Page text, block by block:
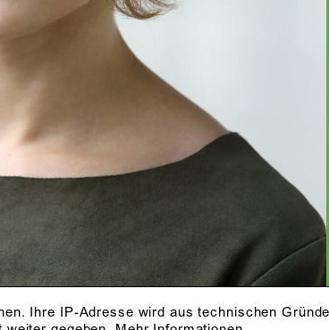
Ihre IP-Adresse wird aus technischen